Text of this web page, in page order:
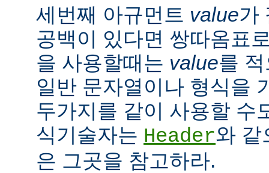
세번째 아규먼트 value가
공백이 있다면 쌍따옴표
을 사용할때는 value를
일반 문자열이나 형식을
두가지를 같이 사용할 수
식기술자는 Header와 같
은 그곳을 참고하라.